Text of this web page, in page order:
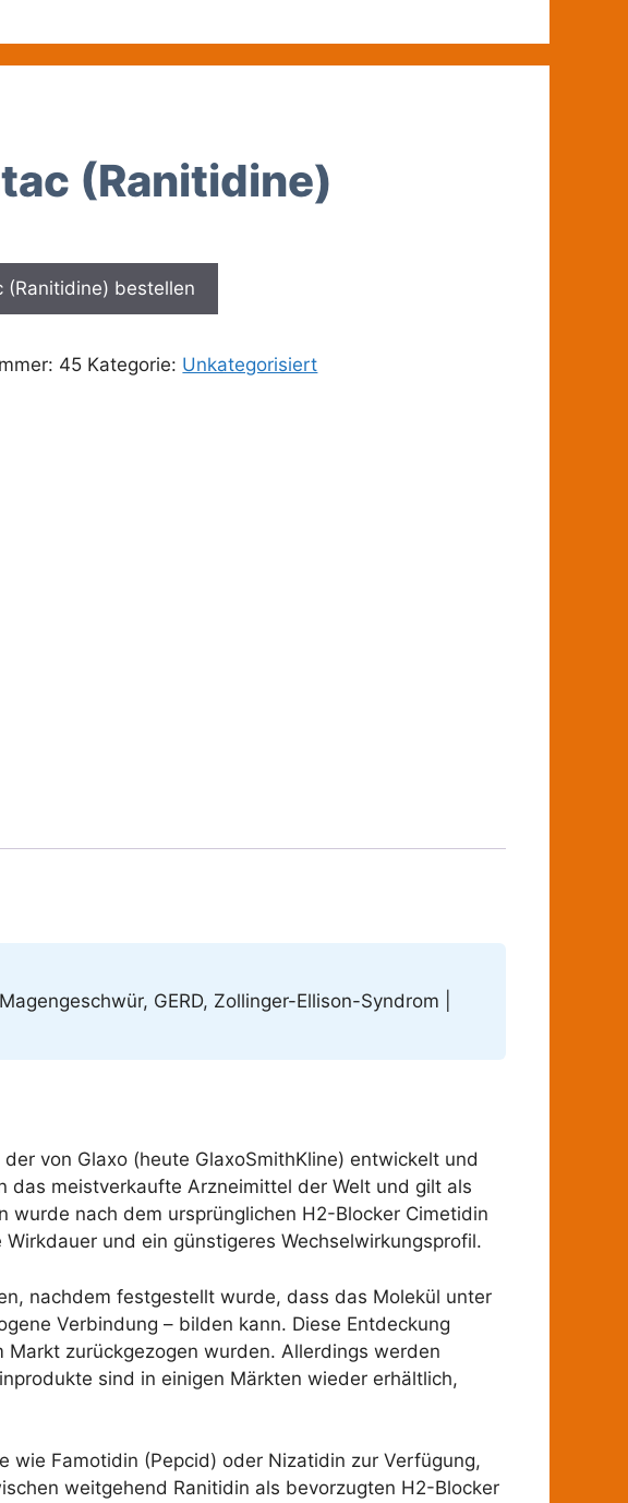
(Ranitidine)
(Ranitidine) bestellen
45 Kategorie: Unkategorisiert
GERD, Zollinger-Ellison-Syndrom |
von Glaxo (heute GlaxoSmithKline) entwickelt und
meistverkaufte Arzneimittel der Welt und gilt als
nach dem ursprünglichen H2-Blocker Cimetidin
und ein günstigeres Wechselwirkungsprofil.
nachdem festgestellt wurde, dass das Molekül unter
Verbindung – bilden kann. Diese Entdeckung
zurückgezogen wurden. Allerdings werden
sind in einigen Märkten wieder erhältlich,
wie Famotidin (Pepcid) oder Nizatidin zur Verfügung,
weitgehend Ranitidin als bevorzugten H2-Blocker